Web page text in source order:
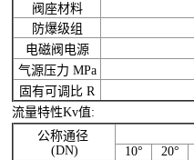
阀座材料
防爆级组
电磁阀电源
气源压力 MPa
固有可调比 R
流量特性Kv值:
公称通径
(DN)
10°
20°